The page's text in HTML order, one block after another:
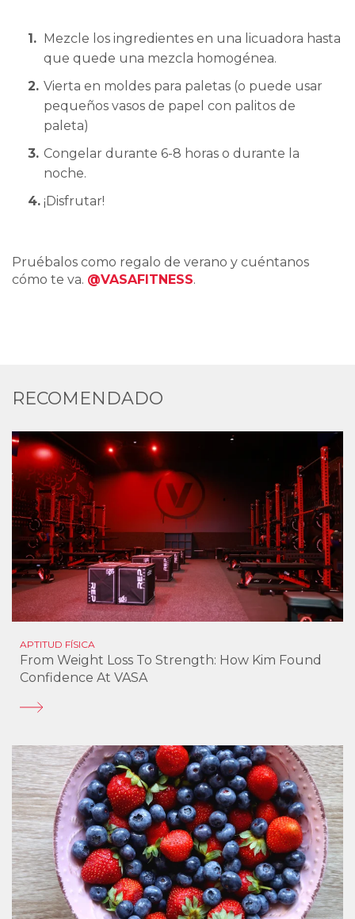
Mezcle los ingredientes en una licuadora hasta
que quede una mezcla homogénea.
Vierta en moldes para paletas (o puede usar
pequeños vasos de papel con palitos de
paleta)
Congelar durante 6-8 horas o durante la
noche.
¡Disfrutar!
Pruébalos como regalo de verano y cuéntanos
cómo te va. @VASAFITNESS.
RECOMENDADO
APTITUD FÍSICA
From Weight Loss To Strength: How Kim Found
Confidence At VASA